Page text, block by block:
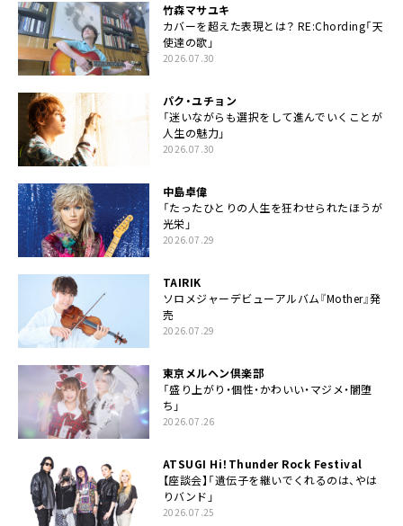
竹森マサユキ
カバーを超えた表現とは？ RE:Chording「天
使達の歌」
2026.07.30
パク・ユチョン
「迷いながらも選択をして進んでいくことが
人生の魅力」
2026.07.30
中島卓偉
「たったひとりの人生を狂わせられたほうが
光栄」
2026.07.29
TAIRIK
ソロメジャーデビューアルバム『Mother』発
売
2026.07.29
東京メルヘン倶楽部
「盛り上がり・個性・かわいい・マジメ・闇堕
ち」
2026.07.26
ATSUGI Hi！Thunder Rock Festival
【座談会】「遺伝子を継いでくれるのは、やは
りバンド」
2026.07.25